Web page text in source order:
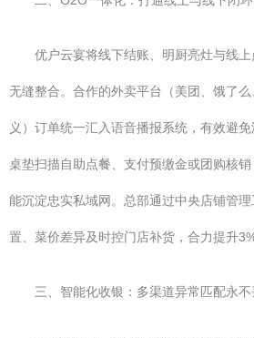
优户云宴将线下结账、明厨亮灶与线
无缝整合。合作的外卖平台（美团、饿了
义）订单统一汇入语音播报系统，有效避
桌垫扫描自助点餐、支付预缴金或团购核
能沉淀忠实私域网。总部通过中央店铺管
置、菜价差异及时控门店补货，合力提升
三、智能化收银：多渠道异常匹配永不